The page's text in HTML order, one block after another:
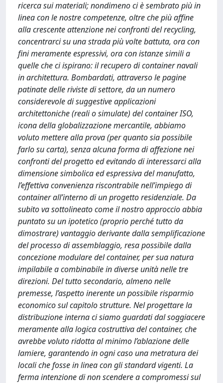
ricerca sui materiali; nondimeno ci è sembrato più in
linea con le nostre competenze, oltre che più affine
alla crescente attenzione nei confronti del recycling,
concentrarci su una strada più volte battuta, ora con
fini meramente espressivi, ora con istanze simili a
quelle che ci ispirano: il recupero di container navali
in architettura. Bombardati, attraverso le pagine
patinate delle riviste di settore, da un numero
considerevole di suggestive applicazioni
architettoniche (reali o simulate) del container ISO,
icona della globalizzazione mercantile, abbiamo
voluto mettere alla prova (per quanto sia possibile
farlo su carta), senza alcuna forma di affezione nei
confronti del progetto ed evitando di interessarci alla
dimensione simbolica ed espressiva del manufatto,
l’effettiva convenienza riscontrabile nell’impiego di
container all’interno di un progetto residenziale. Da
subito va sottolineato come il nostro approccio abbia
puntato su un ipotetico (proprio perché tutto da
dimostrare) vantaggio derivante dalla semplificazione
del processo di assemblaggio, resa possibile dalla
concezione modulare del container, per sua natura
impilabile a combinabile in diverse unità nelle tre
direzioni. Del tutto secondario, almeno nelle
premesse, l’aspetto inerente un possibile risparmio
economico sul capitolo strutture. Nel progettare la
distribuzione interna ci siamo guardati dal soggiacere
meramente alla logica costruttiva del container, che
avrebbe voluto ridotta al minimo l’ablazione delle
lamiere, garantendo in ogni caso una metratura dei
locali che fosse in linea con gli standard vigenti. La
ferma intenzione di non scendere a compromessi sul